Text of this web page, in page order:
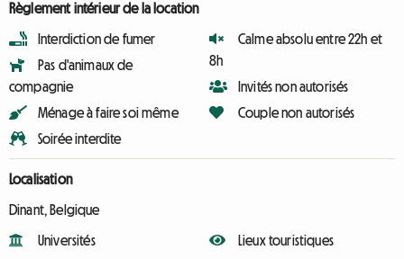
Règlement intérieur de la location
Interdiction de fumer
Pas d'animaux de
compagnie
Ménage à faire soi même
Soirée interdite
Calme absolu entre 22h et
8h
Invités non autorisés
Couple non autorisés
Localisation
Dinant, Belgique
Universités Lieux touristiques